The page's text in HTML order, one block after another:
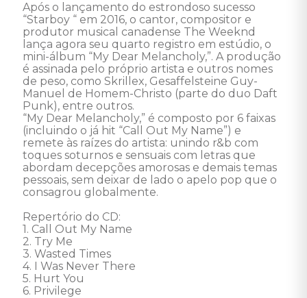
Após o lançamento do estrondoso sucesso
“Starboy “ em 2016, o cantor, compositor e
produtor musical canadense The Weeknd
lança agora seu quarto registro em estúdio, o
mini-álbum “My Dear Melancholy,”. A produção
é assinada pelo próprio artista e outros nomes
de peso, como Skrillex, Gesaffelsteine Guy-
Manuel de Homem-Christo (parte do duo Daft
Punk), entre outros.
“My Dear Melancholy,” é composto por 6 faixas
(incluindo o já hit “Call Out My Name”) e
remete às raízes do artista: unindo r&b com
toques soturnos e sensuais com letras que
abordam decepções amorosas e demais temas
pessoais, sem deixar de lado o apelo pop que o
consagrou globalmente.
Repertório do CD:
1. Call Out My Name
2. Try Me
3. Wasted Times
4. I Was Never There
5. Hurt You
6. Privilege